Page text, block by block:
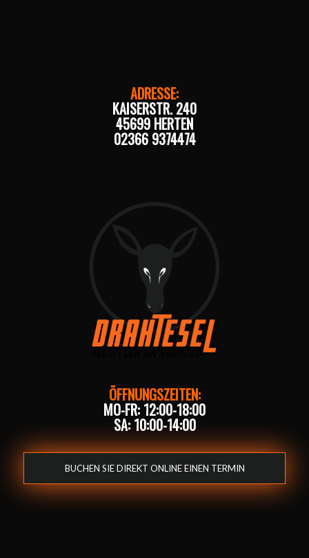
ADRESSE:
KAISERSTR. 240
45699 HERTEN
02366 9374474
ÖFFNUNGSZEITEN:
MO-FR: 12:00-18:00
SA: 10:00-14:00
BUCHEN SIE DIREKT ONLINE EINEN TERMIN